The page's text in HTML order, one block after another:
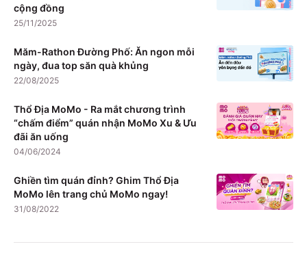
cộng đồng
25/11/2025
Măm-Rathon Đường Phố: Ăn ngon mỗi
ngày, đua top săn quà khủng
22/08/2025
Thổ Địa MoMo - Ra mắt chương trình
“chấm điểm” quán nhận MoMo Xu & Ưu
đãi ăn uống
04/06/2024
Ghiền tìm quán đỉnh? Ghim Thổ Địa
MoMo lên trang chủ MoMo ngay!
31/08/2022